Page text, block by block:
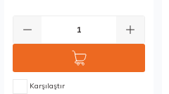
Karşılaştır